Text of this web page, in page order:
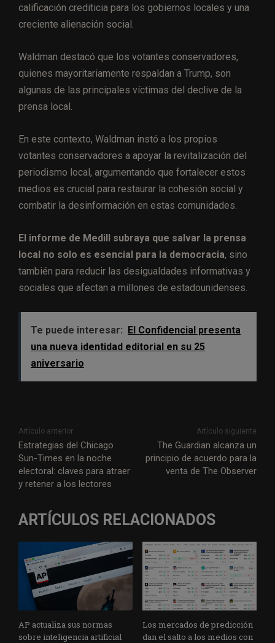
calificación crediticia para los gobiernos locales y una
creciente alienación social.
Waldman destacó que los votantes conservadores,
quienes mayoritariamente respaldan a Trump, son
algunas de las principales víctimas del declive de la
prensa local.
En este contexto, Waldman instó a los propios
votantes conservadores a apoyar la revitalización del
periodismo local, argumentando que fortalecer estos
medios es crucial para restaurar la cohesión social y
combatir la desinformación en estas comunidades.
El informe de Medill subraya que salvar la prensa
local no solo es esencial para la democracia, sino
también para reducir las desigualdades informativas y
sociales que afectan a millones de estadounidenses.
Te puede interesar:
El Confidencial presenta
una nueva identidad editorial en su 25
aniversario
Artículo anterior
Estrategias del Chicago
Sun-Times en la noche
electoral: claves para atraer
y retener a los lectores
Artículo siguiente
The Guardian alcanza un
principio de acuerdo para la
venta de The Observer
ARTÍCULOS RELACIONADOS
AP actualiza sus normas
sobre inteligencia artificial
Los mercados de predicción
dan el salto a los medios con